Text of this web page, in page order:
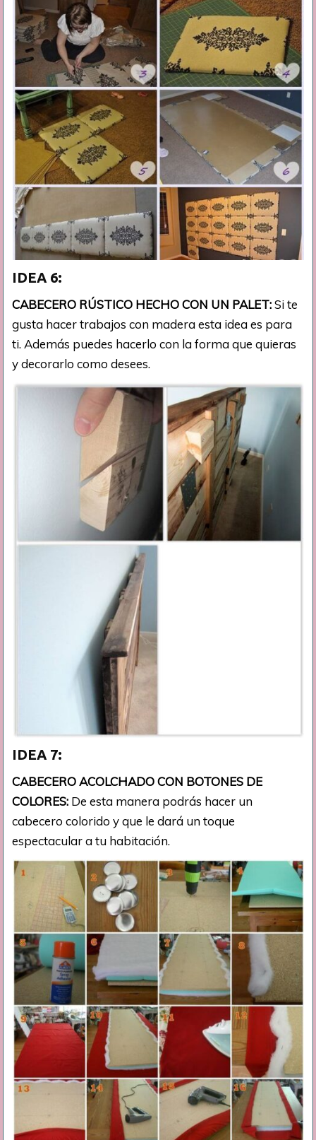
IDEA 6:
CABECERO RÚSTICO HECHO CON UN PALET:Si te
gusta hacer trabajos con madera esta idea es para
ti. Además puedes hacerlo con la forma que quieras
y decorarlo como desees.
IDEA 7:
CABECERO ACOLCHADO CON BOTONES DE
COLORES: De esta manera podrás hacer un
cabecero colorido y que le dará un toque
espectacular a tu habitación.